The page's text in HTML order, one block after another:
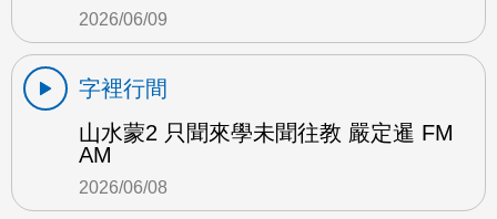
2026/06/09
字裡行間
山水蒙2 只聞來學未聞往教 嚴定暹 FM
AM
2026/06/08